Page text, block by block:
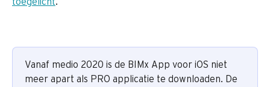
Vanaf medio 2020 is de BIMx App voor iOS niet
meer apart als PRO applicatie te downloaden. De